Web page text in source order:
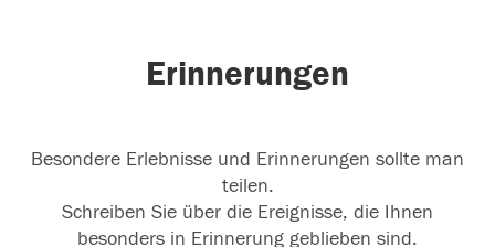
Erinnerungen
Besondere Erlebnisse und Erinnerungen sollte man
teilen.
Schreiben Sie über die Ereignisse, die Ihnen
besonders in Erinnerung geblieben sind.